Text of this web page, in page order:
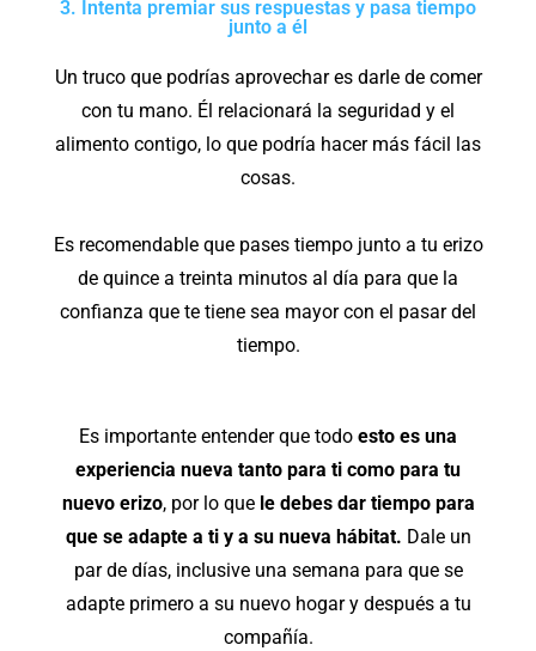
3. Intenta premiar sus respuestas y pasa tiempo
junto a él
Un truco que podrías aprovechar es darle de comer
con tu mano. Él relacionará la seguridad y el
alimento contigo, lo que podría hacer más fácil las
cosas.
Es recomendable que pases tiempo junto a tu erizo
de quince a treinta minutos al día para que la
confianza que te tiene sea mayor con el pasar del
tiempo.
Es importante entender que todo esto es una
experiencia nueva tanto para ti como para tu
nuevo erizo, por lo que le debes dar tiempo para
que se adapte a ti y a su nueva hábitat. Dale un
par de días, inclusive una semana para que se
adapte primero a su nuevo hogar y después a tu
compañía.